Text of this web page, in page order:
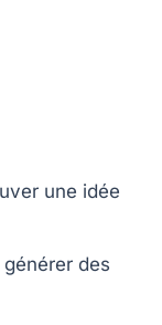
une idée
générer des